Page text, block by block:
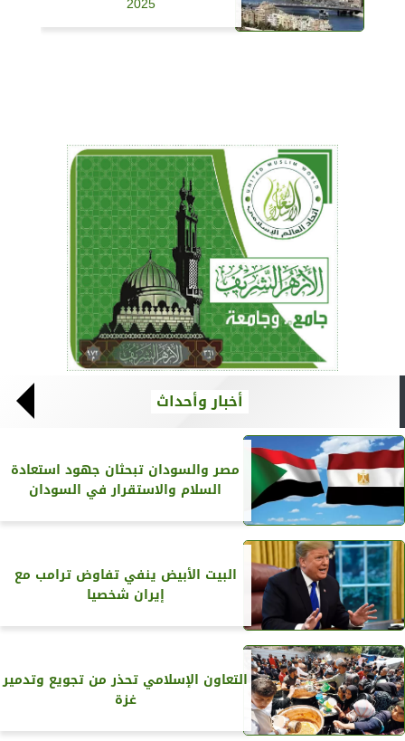
أخبار وأحداث
مصر والسودان تبحثان جهود استعادة
السلام والاستقرار في السودان
البيت الأبيض ينفي تفاوض ترامب مع
إيران شخصيا
التعاون الإسلامي تحذر من تجويع وتدمير
غزة